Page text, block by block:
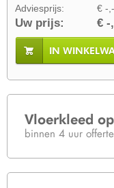
Adviesprijs:
€ -
Uw prijs: € -
IN
Vloerkleed
binnen 4 uur